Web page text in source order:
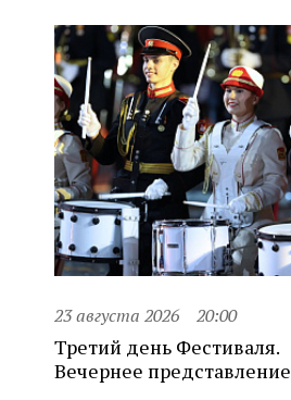
23 августа 2026 20:00
Третий день Фестиваля.
Вечернее представление